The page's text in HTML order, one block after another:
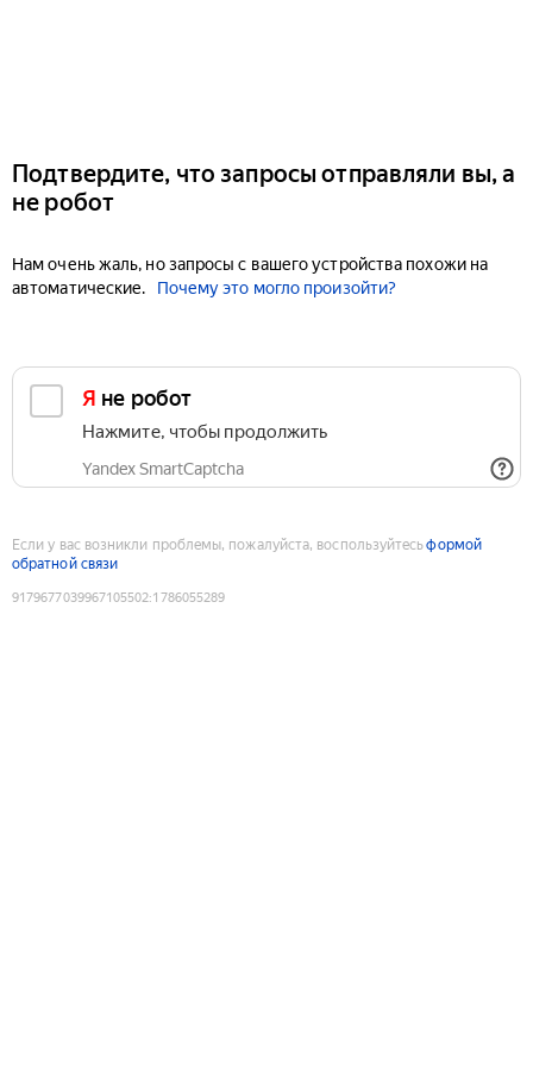
Подтвердите, что запросы отправляли вы, а
не робот
Нам очень жаль, но запросы с вашего устройства похожи на
автоматические.
Почему это могло произойти?
Я не робот
Нажмите, чтобы продолжить
Yandex SmartCaptcha
Если у вас возникли проблемы, пожалуйста, воспользуйтесьформой
обратной связи
9179677039967105502:1786055289